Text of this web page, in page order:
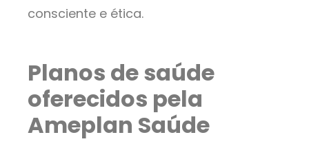
consciente e ética.
Planos de saúde
oferecidos pela
Ameplan Saúde